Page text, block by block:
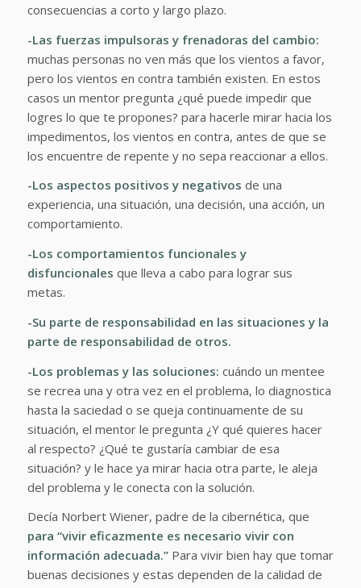
consecuencias a corto y largo plazo.
-Las fuerzas impulsoras y frenadoras del cambio:
muchas personas no ven más que los vientos a favor,
pero los vientos en contra también existen. En estos
casos un mentor pregunta ¿qué puede impedir que
logres lo que te propones? para hacerle mirar hacia los
impedimentos, los vientos en contra, antes de que se
los encuentre de repente y no sepa reaccionar a ellos.
-Los aspectos positivos y negativos de una
experiencia, una situación, una decisión, una acción, un
comportamiento.
-Los comportamientos funcionales y
disfuncionales que lleva a cabo para lograr sus
metas.
-Su parte de responsabilidad en las situaciones y la
parte de responsabilidad de otros.
-Los problemas y las soluciones: cuándo un mentee
se recrea una y otra vez en el problema, lo diagnostica
hasta la saciedad o se queja continuamente de su
situación, el mentor le pregunta ¿Y qué quieres hacer
al respecto? ¿Qué te gustaría cambiar de esa
situación? y le hace ya mirar hacia otra parte, le aleja
del problema y le conecta con la solución.
Decía Norbert Wiener, padre de la cibernética, que
para “vivir eficazmente es necesario vivir con
información adecuada.” Para vivir bien hay que tomar
buenas decisiones y estas dependen de la calidad de